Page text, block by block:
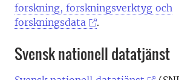
forskning, forskningsverktyg och
forskningsdata
.
Svensk nationell datatjänst